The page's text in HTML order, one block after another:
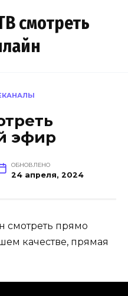
смотреть
эфир
ОБНОВЛЕНО
24 апреля, 2024
смотреть прямо
качестве, прямая